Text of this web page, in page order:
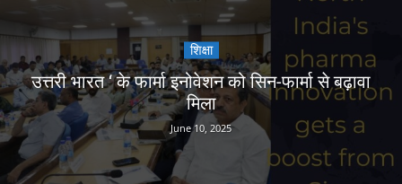
शिक्षा
उत्तरी भारत ‘ के फार्मा इनोवेशन को सिन-फार्मा से बढ़ावा
मिला
June 10, 2025